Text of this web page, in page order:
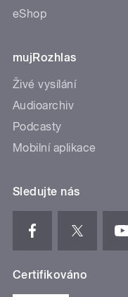
eShop
mujRozhlas
Živé vysílání
Audioarchiv
Podcasty
Mobilní aplikace
Sledujte nás
Certifikováno